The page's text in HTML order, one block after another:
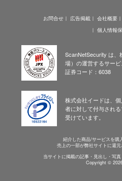
お問合せ 広告掲載 会社概要
個人情報
ScanNetSecurity は、
場）の運営するサービ
証券コード：6038
株式会社イードは、
者に対して付与され
受けています。
紹介した商品/サービスを購
売上の一部が弊社サイトに還元
当サイトに掲載の記事・見出し・写真
Copyright ©